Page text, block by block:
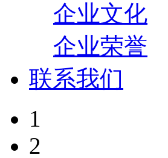
企业文化
企业荣誉
联系我们
1
2